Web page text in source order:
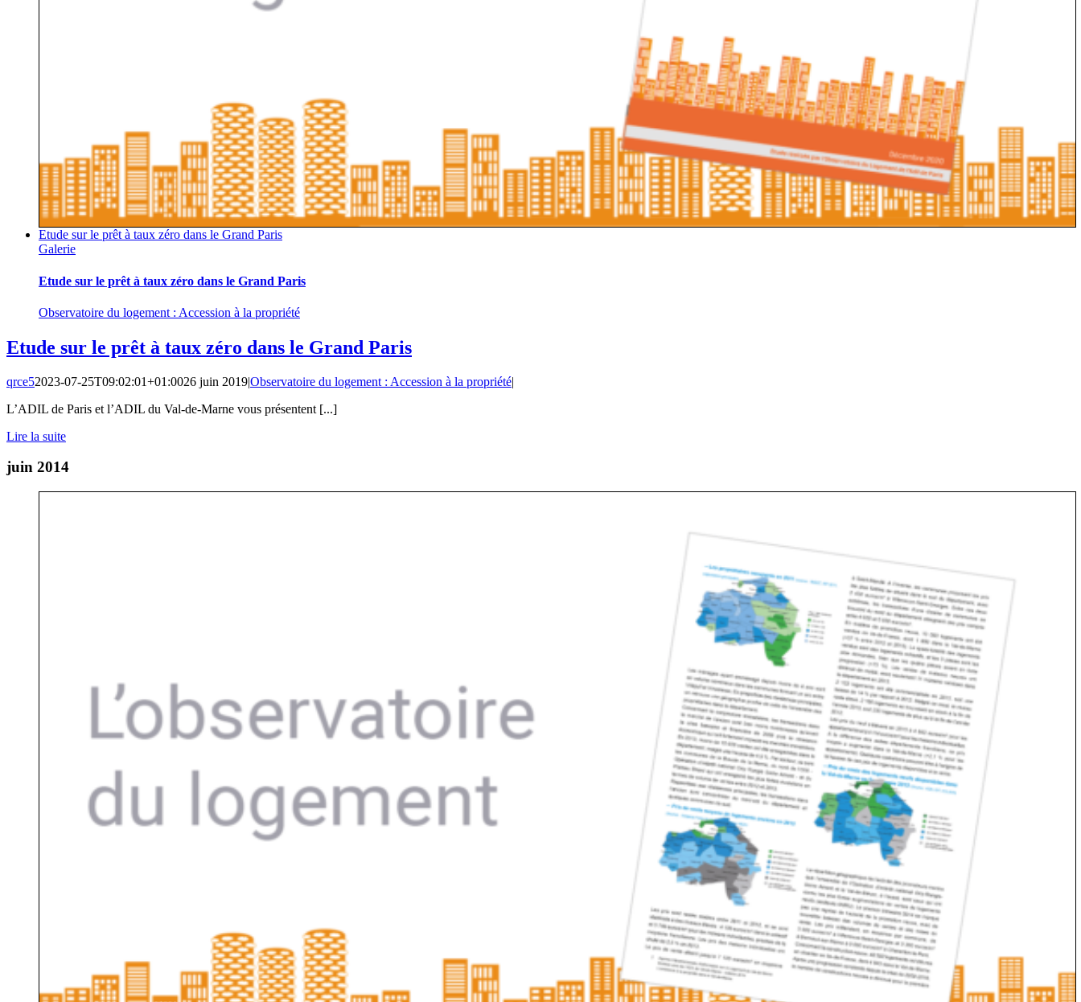
Etude sur le prêt à taux zéro dans le Grand Paris
Galerie
Etude sur le prêt à taux zéro dans le Grand Paris
Observatoire du logement : Accession à la propriété
Etude sur le prêt à taux zéro dans le Grand Paris
qrce52023-07-25T09:02:01+01:0026 juin 2019|Observatoire du logement : Accession à la propriété|
L’ADIL de Paris et l’ADIL du Val-de-Marne vous présentent [...]
Lire la suite
juin 2014